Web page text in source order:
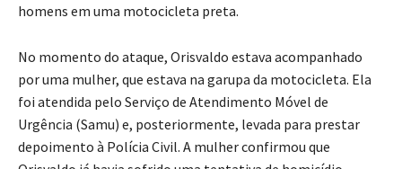
homens em uma motocicleta preta.
No momento do ataque, Orisvaldo estava acompanhado
por uma mulher, que estava na garupa da motocicleta. Ela
foi atendida pelo Serviço de Atendimento Móvel de
Urgência (Samu) e, posteriormente, levada para prestar
depoimento à Polícia Civil. A mulher confirmou que